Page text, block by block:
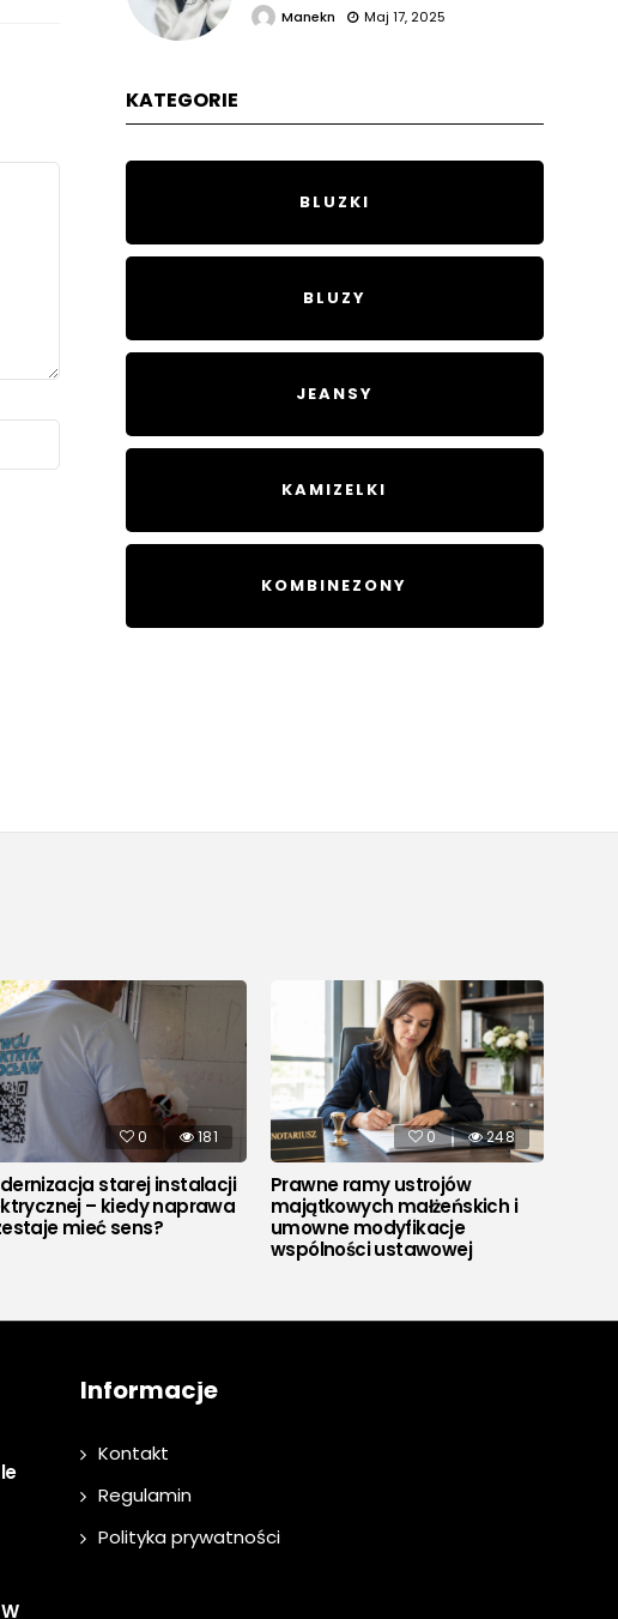
Manekn Maj 17, 2025
KATEGORIE
BLUZKI
BLUZY
JEANSY
KAMIZELKI
KOMBINEZONY
0 181
starej instalacji
– kiedy naprawa
mieć sens?
0 248
Prawne ramy ustrojów
majątkowych małżeńskich i
umowne modyfikacje
wspólności ustawowej
Informacje
Kontakt
Regulamin
Polityka prywatności